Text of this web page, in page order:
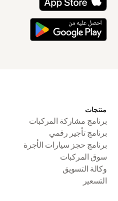
منتجات
برنامج مشاركة المركبات
برنامج تأجير رقمي
برنامج حجز سيارات الأجرة
سوق المركبات
وكالة التسويق
التسعير